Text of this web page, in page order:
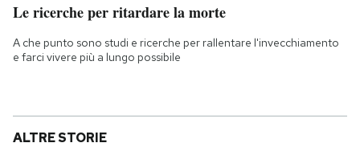
Le ricerche per ritardare la morte
A che punto sono studi e ricerche per rallentare l'invecchiamento
e farci vivere più a lungo possibile
ALTRE STORIE